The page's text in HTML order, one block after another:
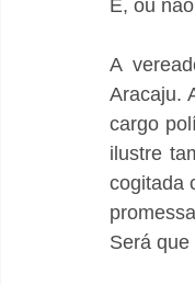
É, ou
A
Aracaju.
cargo
ilustre
cogitada
Será